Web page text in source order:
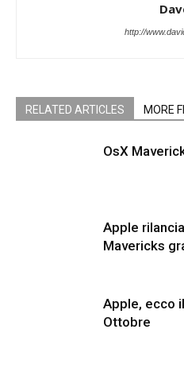
http://
RELATED ARTICLES MORE
OsX
Apple
Mavericks
Apple, ecco
Ottobre